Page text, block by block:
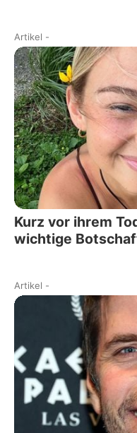
Artikel -
Kurz vor ihrem
wichtige
Artikel -